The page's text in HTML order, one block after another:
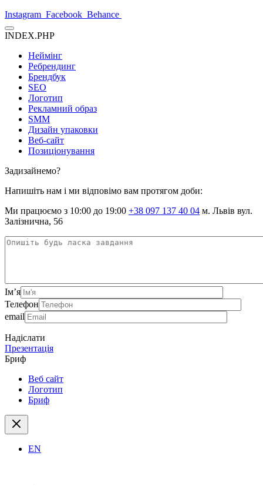
Instagram Facebook Behance
INDEX.PHP
Неймінг
Ребрендинг
Брендбук
SEO
Логотип
Рекламний образ
SMM
Дизайн упаковки
Веб-сайт
Позиціонування
Задизайнемо?
Напишіть нам і ми відповімо вам протягом доби:
Ми працюємо з 10:00 до 19:00 +38 097 137 40 04 м. Львів вул.
Залізнична, 56
Ім’я
Телефон
email
Надіслати
Презентація
Бриф
Веб сайт
Логотип
Бриф
EN